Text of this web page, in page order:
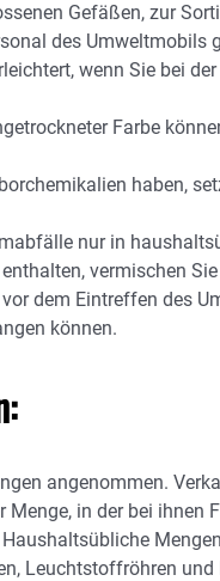
Gefäßen, zur
des
wenn Sie bei
Farbe
haben,
nur in
vermischen
dem Eintreffen des
können.
angenommen.
in der bei
Leuchtstoffröhren